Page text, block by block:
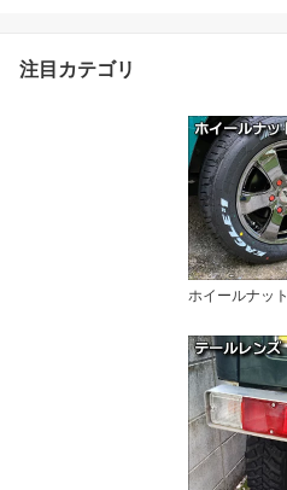
注目カテゴリ
ホイールナット